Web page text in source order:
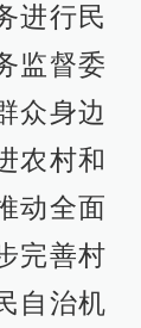
进行民
监督委
众身边
农村和
动全面
完善村
自治机